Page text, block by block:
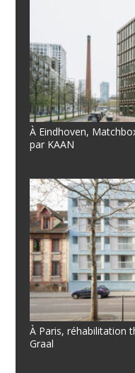
À Eindhoven,
par KAAN
À Paris, réhabilitation
Graal